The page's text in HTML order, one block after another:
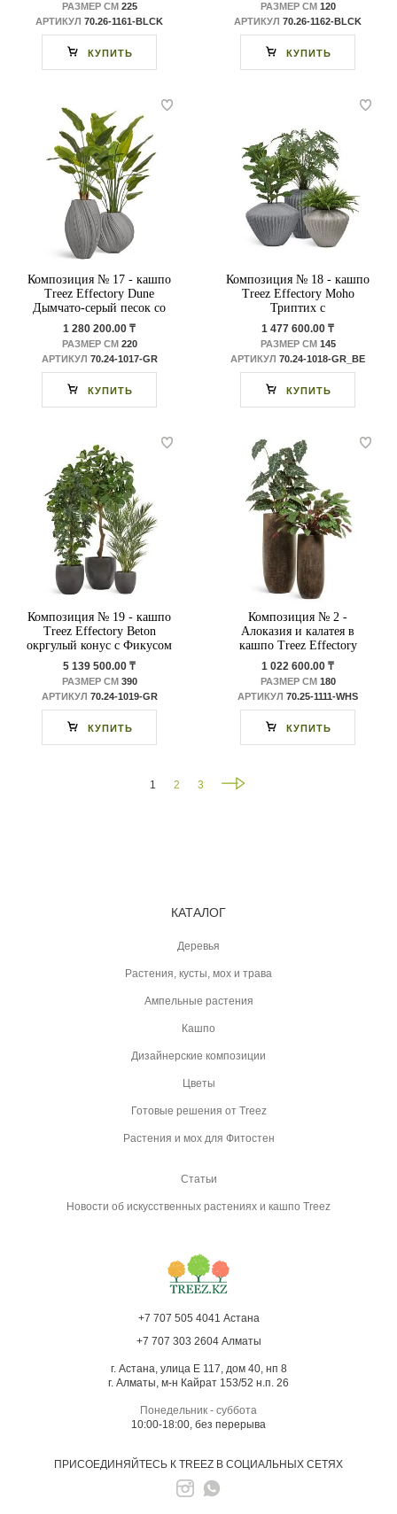
РАЗМЕР СМ 225
АРТИКУЛ 70.26-1161-BLCK
КУПИТЬ
РАЗМЕР СМ 120
АРТИКУЛ 70.26-1162-BLCK
КУПИТЬ
Композиция № 17 - кашпо
Treez Effectory Dune
Дымчато-серый песок со
стрелициями
1 280 200.00 ₸
РАЗМЕР СМ 220
АРТИКУЛ 70.24-1017-GR
КУПИТЬ
Композиция № 18 - кашпо
Treez Effectory Moho
Триптих с
Филодендроном Ксанаду
1 477 600.00 ₸
РАЗМЕР СМ 145
АРТИКУЛ 70.24-1018-GR_BE
КУПИТЬ
Композиция № 19 - кашпо
Treez Effectory Beton
окргулый конус с Фикусом
Лирата Гигант
5 139 500.00 ₸
РАЗМЕР СМ 390
АРТИКУЛ 70.24-1019-GR
КУПИТЬ
Композиция № 2 -
Алоказия и калатея в
кашпо Treez Effectory
Metal
1 022 600.00 ₸
РАЗМЕР СМ 180
АРТИКУЛ 70.25-1111-WHS
КУПИТЬ
1 2 3
КАТАЛОГ
Деревья
Растения, кусты, мох и трава
Ампельные растения
Кашпо
Дизайнерские композиции
Цветы
Готовые решения от Treez
Растения и мох для Фитостен
Статьи
Новости об искусственных растениях и кашпо Treez
+7 707 505 4041 Астана
+7 707 303 2604 Алматы
г. Астана, улица Е 117, дом 40, нп 8
г. Алматы, м-н Кайрат 153/52 н.п. 26
Понедельник - суббота
10:00-18:00, без перерыва
ПРИСОЕДИНЯЙТЕСЬ К TREEZ В СОЦИАЛЬНЫХ СЕТЯХ